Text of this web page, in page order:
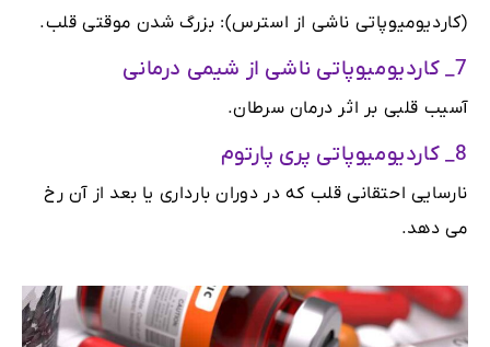
(کاردیومیوپاتی ناشی از استرس): بزرگ شدن موقتی قلب.
7_ کاردیومیوپاتی ناشی از شیمی درمانی
آسیب قلبی بر اثر درمان سرطان.
8_ کاردیومیوپاتی پری پارتوم
نارسایی احتقانی قلب که در دوران بارداری یا بعد از آن رخ
می دهد.